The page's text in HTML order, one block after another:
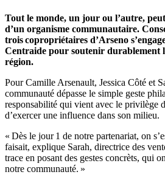
Tout le monde, un jour ou l’autre,
d’un organisme communautaire.
trois copropriétaires d’Arseno
Centraide pour soutenir durablement
région.
Pour Camille Arsenault, Jessica Côté et
communauté dépasse le simple geste
responsabilité qui vient avec le privilège
d’exercer une influence dans son milieu.
« Dès le jour 1 de notre partenariat, on
faisait, explique Sarah, directrice des
trace en posant des gestes concrèts, qui
notre communauté. »